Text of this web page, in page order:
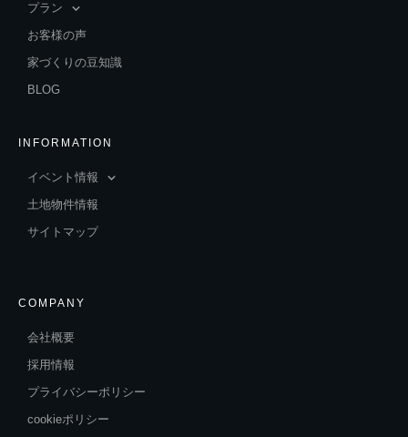
プラン
お客様の声
家づくりの豆知識
BLOG
INFORMATION
イベント情報
土地物件情報
サイトマップ
COMPANY
会社概要
採用情報
プライバシーポリシー
cookieポリシー